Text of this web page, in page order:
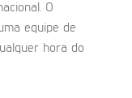
O
equipe de
hora do